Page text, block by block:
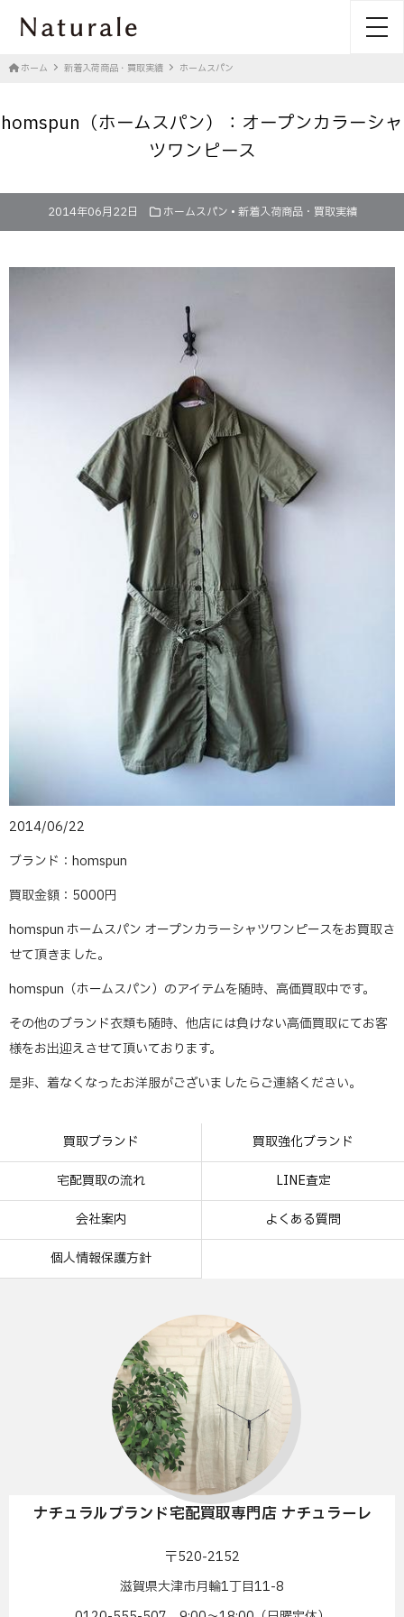
ホーム 新着入荷商品・買取実績 ホームスパン
homspun（ホームスパン）：オープンカラーシャ
ツワンピース
2014年06月22日 ホームスパン • 新着入荷商品・買取実績
2014/06/22
ブランド：homspun
買取金額：5000円
homspun ホームスパン オープンカラーシャツワンピースをお買取さ
せて頂きました。
homspun（ホームスパン）のアイテムを随時、高価買取中です。
その他のブランド衣類も随時、他店には負けない高価買取にてお客
様をお出迎えさせて頂いております。
是非、着なくなったお洋服がございましたらご連絡ください。
買取ブランド 買取強化ブランド
宅配買取の流れ LINE査定
会社案内 よくある質問
個人情報保護方針
ナチュラルブランド宅配買取専門店 ナチュラーレ
〒520-2152
滋賀県大津市月輪1丁目11-8